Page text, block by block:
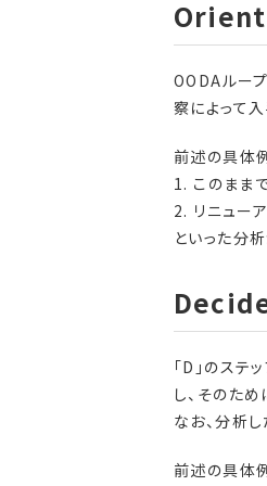
Orient
OODAルー
察によって
前述の具体
1. このまま
2. リニュー
といった分
Decide
「D」のス
し、そのた
なお、分析
前述の具体